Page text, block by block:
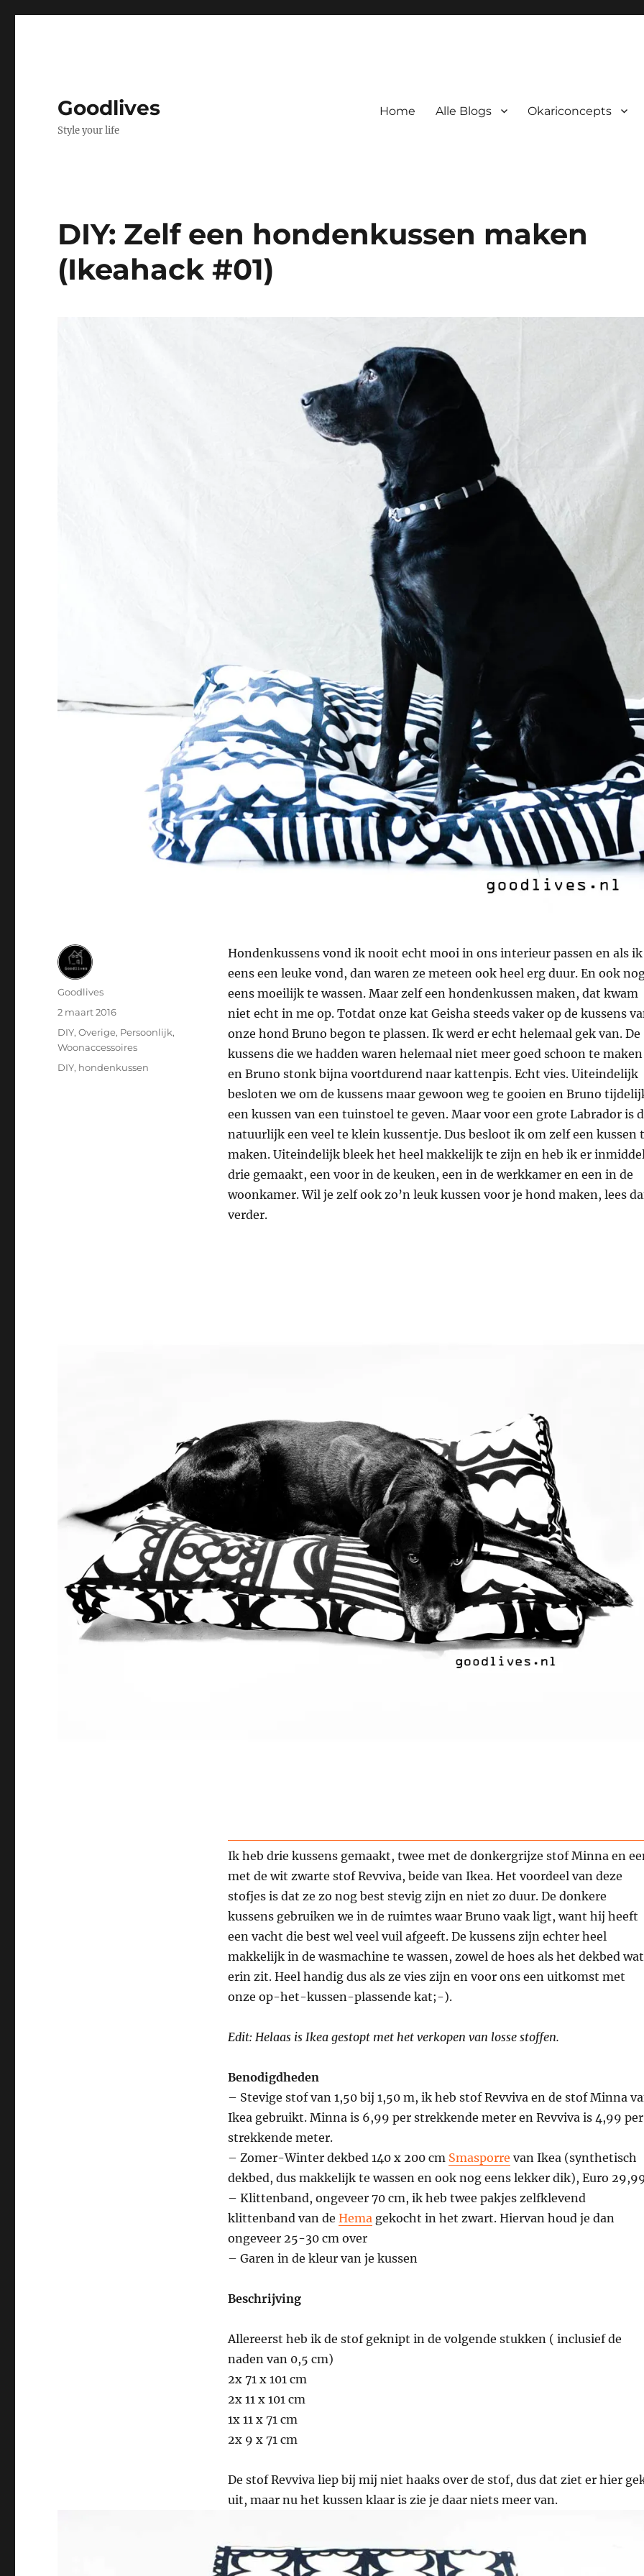
Goodlives
Style your life
Home Alle Blogs Okariconcepts
DIY: Zelf een hondenkussen maken
(Ikeahack #01)
Hondenkussens vond ik nooit echt mooi in ons interieur passen en als ik
eens een leuke vond, dan waren ze meteen ook heel erg duur. En ook
eens moeilijk te wassen. Maar zelf een hondenkussen maken, dat kwam
niet echt in me op. Totdat onze kat Geisha steeds vaker op de kussens
onze hond Bruno begon te plassen. Ik werd er echt helemaal gek van. De
kussens die we hadden waren helemaal niet meer goed schoon te maken
en Bruno stonk bijna voortdurend naar kattenpis. Echt vies. Uiteindelijk
besloten we om de kussens maar gewoon weg te gooien en Bruno
een kussen van een tuinstoel te geven. Maar voor een grote Labrador is
natuurlijk een veel te klein kussentje. Dus besloot ik om zelf een kussen
maken. Uiteindelijk bleek het heel makkelijk te zijn en heb ik er
drie gemaakt, een voor in de keuken, een in de werkkamer en een in de
woonkamer. Wil je zelf ook zo’n leuk kussen voor je hond maken, lees
verder.
Ik heb drie kussens gemaakt, twee met de donkergrijze stof Minna en
met de wit zwarte stof Revviva, beide van Ikea. Het voordeel van deze
stofjes is dat ze zo nog best stevig zijn en niet zo duur. De donkere
kussens gebruiken we in de ruimtes waar Bruno vaak ligt, want hij heeft
een vacht die best wel veel vuil afgeeft. De kussens zijn echter heel
makkelijk in de wasmachine te wassen, zowel de hoes als het dekbed wat
erin zit. Heel handig dus als ze vies zijn en voor ons een uitkomst met
onze op-het-kussen-plassende kat;-).
Edit: Helaas is Ikea gestopt met het verkopen van losse stoffen.
Benodigdheden
– Stevige stof van 1,50 bij 1,50 m, ik heb stof Revviva en de stof Minna
Ikea gebruikt. Minna is 6,99 per strekkende meter en Revviva is 4,99 per
strekkende meter.
– Zomer-Winter dekbed 140 x 200 cm Smasporre van Ikea (synthetisch
dekbed, dus makkelijk te wassen en ook nog eens lekker dik), Euro
– Klittenband, ongeveer 70 cm, ik heb twee pakjes zelfklevend
klittenband van de Hemagekocht in het zwart. Hiervan houd je dan
ongeveer 25-30 cm over
– Garen in de kleur van je kussen
Beschrijving
Allereerst heb ik de stof geknipt in de volgende stukken ( inclusief de
naden van 0,5 cm)
2x 71 x 101 cm
2x 11 x 101 cm
1x 11 x 71 cm
2x 9 x 71 cm
De stof Revviva liep bij mij niet haaks over de stof, dus dat ziet er hier
uit, maar nu het kussen klaar is zie je daar niets meer van.
Auteur
Goodlives
Geplaatst
2 maart 2016
Categorieën
DIY,Overige, Persoonlijk,
Woonaccessoires
Tags
DIY, hondenkussen